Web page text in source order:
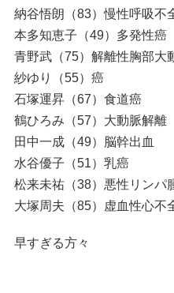
納谷悟朗（83）慢性呼吸不
本多知恵子（49）多発性癌
青野武（75）解離性胸部大
紗ゆり（55）癌
石塚運昇（67）食道癌
鶴ひろみ（57）大動脈解離
田中一成（49）脳幹出血
水谷優子（51）乳癌
松来未祐（38）悪性リンパ
大塚周夫（85）虚血性心不
早すぎる方々